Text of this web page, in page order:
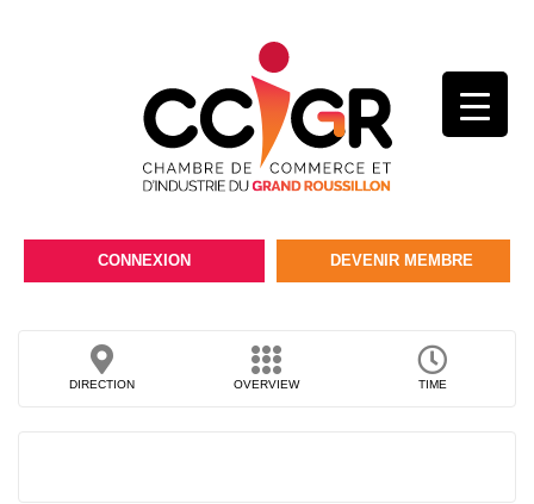
CONNEXION DEVENIR MEMBRE
DIRECTION OVERVIEW TIME